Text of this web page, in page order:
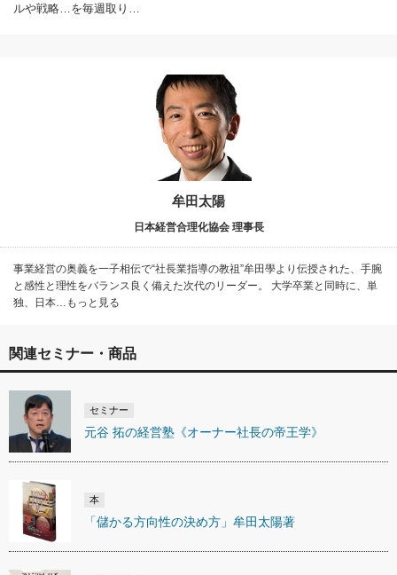
ルや戦略…を毎週取り…
牟田太陽
日本経営合理化協会 理事長
事業経営の奥義を一子相伝で“社長業指導の教祖”牟田學より伝授された、手腕
と感性と理性をバランス良く備えた次代のリーダー。 大学卒業と同時に、単
独、日本…もっと見る
関連セミナー・商品
セミナー
元谷 拓の経営塾《オーナー社長の帝王学》
本
「儲かる方向性の決め方」牟田太陽著